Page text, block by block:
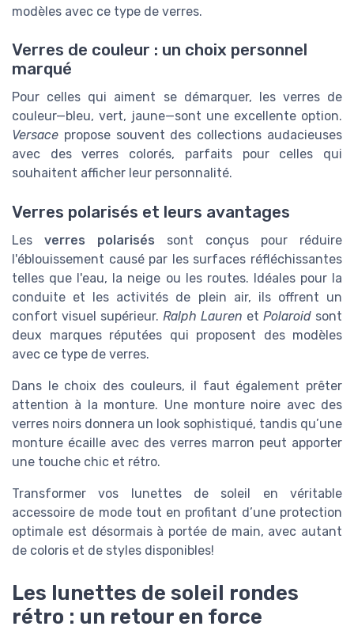
modèles avec ce type de verres.
Verres de couleur : un choix personnel
marqué
Pour celles qui aiment se démarquer, les verres de
couleur—bleu, vert, jaune—sont une excellente option.
Versace propose souvent des collections audacieuses
avec des verres colorés, parfaits pour celles qui
souhaitent afficher leur personnalité.
Verres polarisés et leurs avantages
Les verres polarisés sont conçus pour réduire
l'éblouissement causé par les surfaces réfléchissantes
telles que l'eau, la neige ou les routes. Idéales pour la
conduite et les activités de plein air, ils offrent un
confort visuel supérieur. Ralph Lauren et Polaroid sont
deux marques réputées qui proposent des modèles
avec ce type de verres.
Dans le choix des couleurs, il faut également prêter
attention à la monture. Une monture noire avec des
verres noirs donnera un look sophistiqué, tandis qu’une
monture écaille avec des verres marron peut apporter
une touche chic et rétro.
Transformer vos lunettes de soleil en véritable
accessoire de mode tout en profitant d’une protection
optimale est désormais à portée de main, avec autant
de coloris et de styles disponibles!
Les lunettes de soleil rondes
rétro : un retour en force